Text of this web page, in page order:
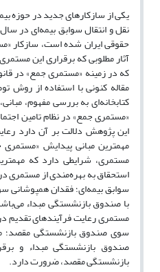
یکی از سازکارهای جدید در حوزه
حقوقی ایران شده است، سازکار
آثار مطلوبی که برقراری این
که در زمینه «مستمری جمع» در
مقاله کنونی با استفاده از روش
کتابخانه‌ای به بررسی مفهوم،
«مستمری جمع» در نظام تامین
این پژوهش دلالت بر آن دارد
مهمترین مبانی پیدایش
مستمری، شرایطی دارد که
استحقاق به بهره‌مندی از
سوابق بیمه‌ای؛ فقدان همپوشانی
با صندوق بازنشستگی مبداء
مستمری رعایت فرآیندهای تقدیم
سوی صندوق بازنشستگی مقصد؛
صندوق بازنشستگی مبداء و
بازنشستگی مقصد، ضرورت دارد.